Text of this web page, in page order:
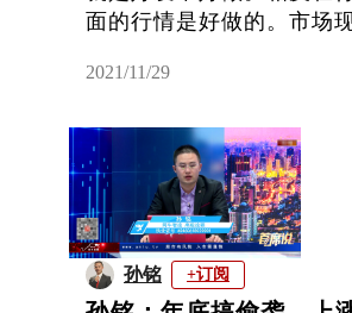
面的行情是好做的。市场
2021/11/29
孙铭 +订阅